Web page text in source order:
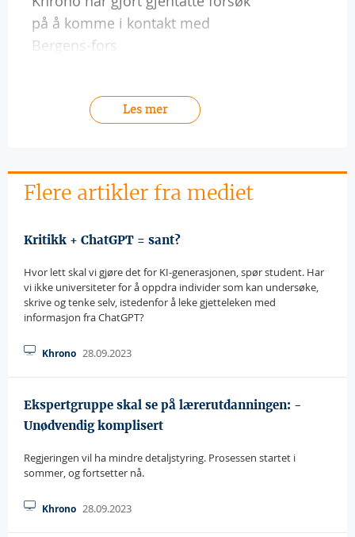
på å komme i kontakt med
Bergens-fors
Les mer
Flere artikler fra mediet
Kritikk + ChatGPT = sant?
Hvor lett skal vi gjøre det for KI-generasjonen, spør student. Har
vi ikke universiteter for å oppdra individer som kan undersøke,
skrive og tenke selv, istedenfor å leke gjetteleken med
informasjon fra ChatGPT?
Khrono 28.09.2023
Ekspertgruppe skal se på lærerutdanningen: -
Unødvendig komplisert
Regjeringen vil ha mindre detaljstyring. Prosessen startet i
sommer, og fortsetter nå.
Khrono 28.09.2023